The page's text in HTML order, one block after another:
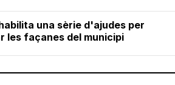
una sèrie d'ajudes per
les façanes del municipi